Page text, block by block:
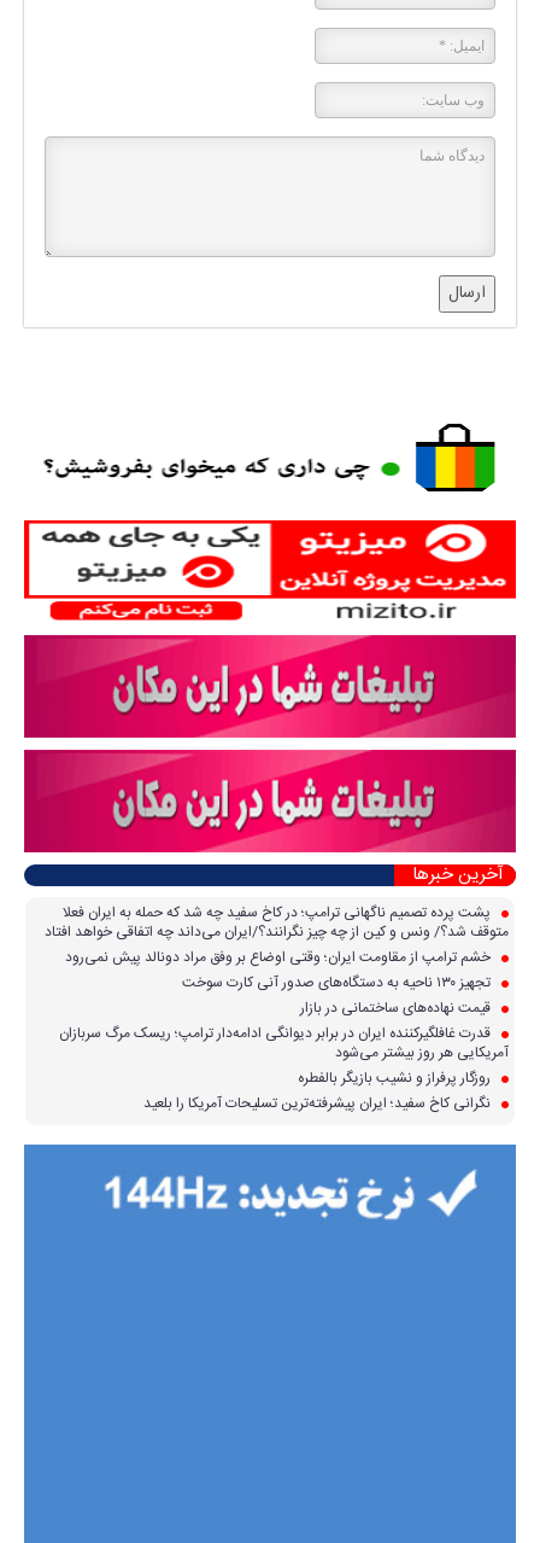
ارسال
آخرین خبرها
پشت پرده تصمیم ناگهانی ترامپ؛ در کاخ سفید چه شد که حمله به ایران فعلا
متوقف شد؟/ ونس و کین از چه چیز نگرانند؟/ایران می‌داند چه اتفاقی خواهد افتاد
خشم ترامپ از مقاومت ایران؛ وقتی اوضاع بر وفق مراد دونالد پیش نمی‌رود
تجهیز ۱۳۰ ناحیه به دستگاه‌های صدور آنی کارت سوخت
قیمت نهاده‌های ساختمانی در بازار
قدرت غافلگیرکننده ایران در برابر دیوانگی ادامه‌دار ترامپ؛ ریسک مرگ سربازان
آمریکایی هر روز بیشتر می‌شود
روزگار پرفراز و نشیب بازیگر بالفطره
نگرانی کاخ سفید؛ ایران پیشرفته‌ترین تسلیحات آمریکا را بلعید